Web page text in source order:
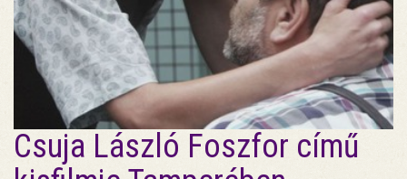
Csuja László Foszfor című